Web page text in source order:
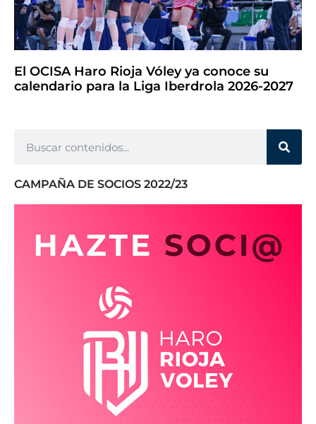
El OCISA Haro Rioja Vóley ya conoce su
calendario para la Liga Iberdrola 2026-2027
CAMPAÑA DE SOCIOS 2022/23